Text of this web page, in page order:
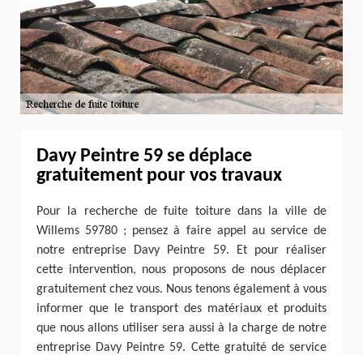
Davy Peintre 59 se déplace
gratuitement pour vos travaux
Pour la recherche de fuite toiture dans la ville de
Willems 59780 ; pensez à faire appel au service de
notre entreprise Davy Peintre 59. Et pour réaliser
cette intervention, nous proposons de nous déplacer
gratuitement chez vous. Nous tenons également à vous
informer que le transport des matériaux et produits
que nous allons utiliser sera aussi à la charge de notre
entreprise Davy Peintre 59. Cette gratuité de service